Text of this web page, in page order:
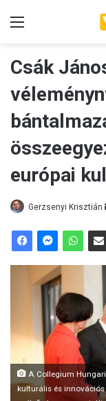
Csák
európai
Gerzsenyi Krisztián
A Collegium
kulturális és